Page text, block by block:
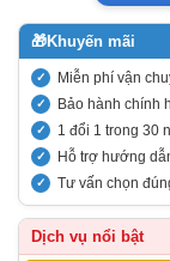
🎁Khuyến mãi
Miễn phí vận
Bảo hành chính
1 đổi 1 trong 30
Hỗ trợ hướng
Tư vấn chọn
Dịch vụ nổi bật